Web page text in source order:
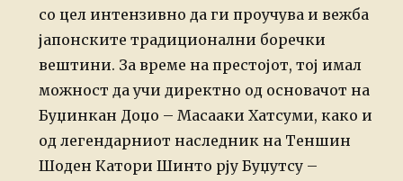
со цел интензивно да ги проучува и вежба
јапонските традиционални боречки
вештини. За време на престојот, тој имал
можност да учи директно од основачот на
Буџинкан Доџо – Масааки Хатсуми, како и
од легендарниот наследник на Теншин
Шоден Катори Шинто рју Буџутсу –